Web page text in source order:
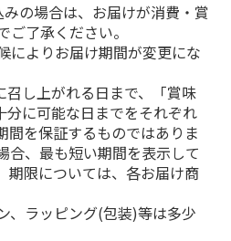
の場合は、お届けが消費・賞
了承ください。
によりお届け期間が変更にな
し上がれる日まで、「賞味
に可能な日までをそれぞれ
間を保証するものではありま
合、最も短い期間を表示して
期限については、各お届け商
、ラッピング(包装)等は多少